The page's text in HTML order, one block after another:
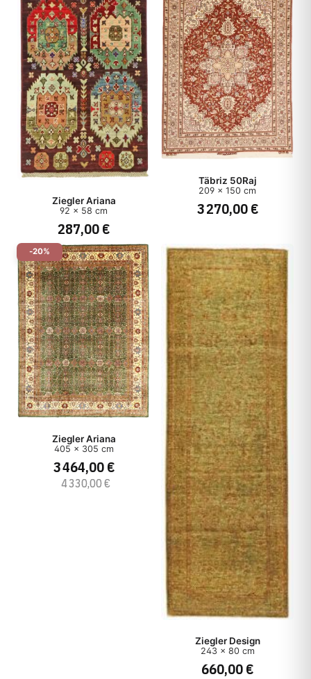
Ziegler Ariana
92 x 58 cm
287,00 €
Täbriz 50Raj
209 x 150 cm
3 270,00 €
-20%
Ziegler Ariana
405 x 305 cm
3 464,00 €
4 330,00 €
Ziegler Design
243 x 80 cm
660,00 €